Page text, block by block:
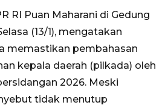
10s
10s
RI Puan Maharani di Gedung
(13/1), mengatakan
memastikan pembahasan
kepala daerah (pilkada) oleh
2026. Meski
tidak menutup